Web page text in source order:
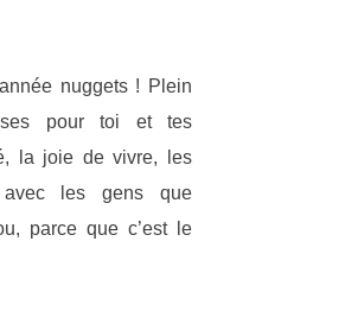
nuggets ! Plein
pour toi et tes
la joie de vivre, les
avec les gens que
parce que c’est le